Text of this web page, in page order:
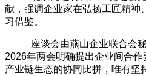
献，强调企业家在弘扬工匠精神
习借鉴。
座谈会由燕山企业联合会
2026年两会明确提出企业间合作
产业链生态的协同比拼，唯有坚